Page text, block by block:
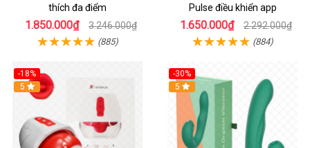
thích đa điểm
1.850.000₫ 3.246.000₫
(885)
Pulse điều khiển app
1.650.000₫ 2.292.000₫
(884)
-18%
Hot
5
-30%
Hot
5